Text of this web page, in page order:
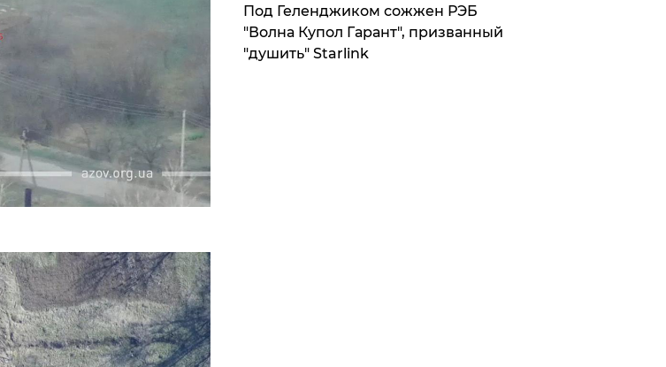
Под Геленджиком сожжен РЭБ
"Волна Купол Гарант", призванный
"душить" Starlink